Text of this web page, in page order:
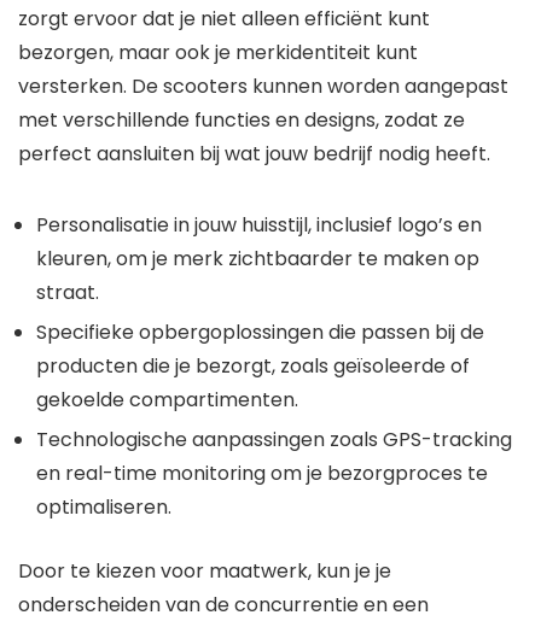
zorgt ervoor dat je niet alleen efficiënt kunt
bezorgen, maar ook je merkidentiteit kunt
versterken. De scooters kunnen worden aangepast
met verschillende functies en designs, zodat ze
perfect aansluiten bij wat jouw bedrijf nodig heeft.
Personalisatie in jouw huisstijl, inclusief logo’s en
kleuren, om je merk zichtbaarder te maken op
straat.
Specifieke opbergoplossingen die passen bij de
producten die je bezorgt, zoals geïsoleerde of
gekoelde compartimenten.
Technologische aanpassingen zoals GPS-tracking
en real-time monitoring om je bezorgproces te
optimaliseren.
Door te kiezen voor maatwerk, kun je je
onderscheiden van de concurrentie en een